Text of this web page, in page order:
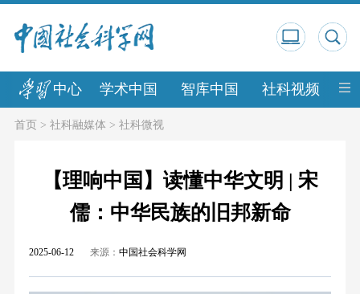
中心 学术中国 智库中国 社科视频 中
首页> 社科融媒体 > 社科微视
【理响中国】读懂中华文明 | 宋
儒：中华民族的旧邦新命
2025-06-12 来源： 中国社会科学网